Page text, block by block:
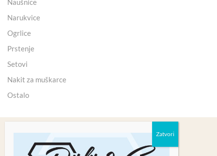
Naušnice
Narukvice
Ogrlice
Prstenje
Setovi
Nakit za muškarce
Ostalo
Copyright 2025 © Kristali Minerali d.o.o